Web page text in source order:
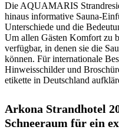
Die AQUAMARIS
hinaus informative Sauna-
Unterschiede und die
Um allen Gästen Komfort zu
verfügbar, in denen sie die
können. Für internationale
Hinweisschilder und
etikette in Deutschland
Arkona Strandhotel
Schneeraum für ein